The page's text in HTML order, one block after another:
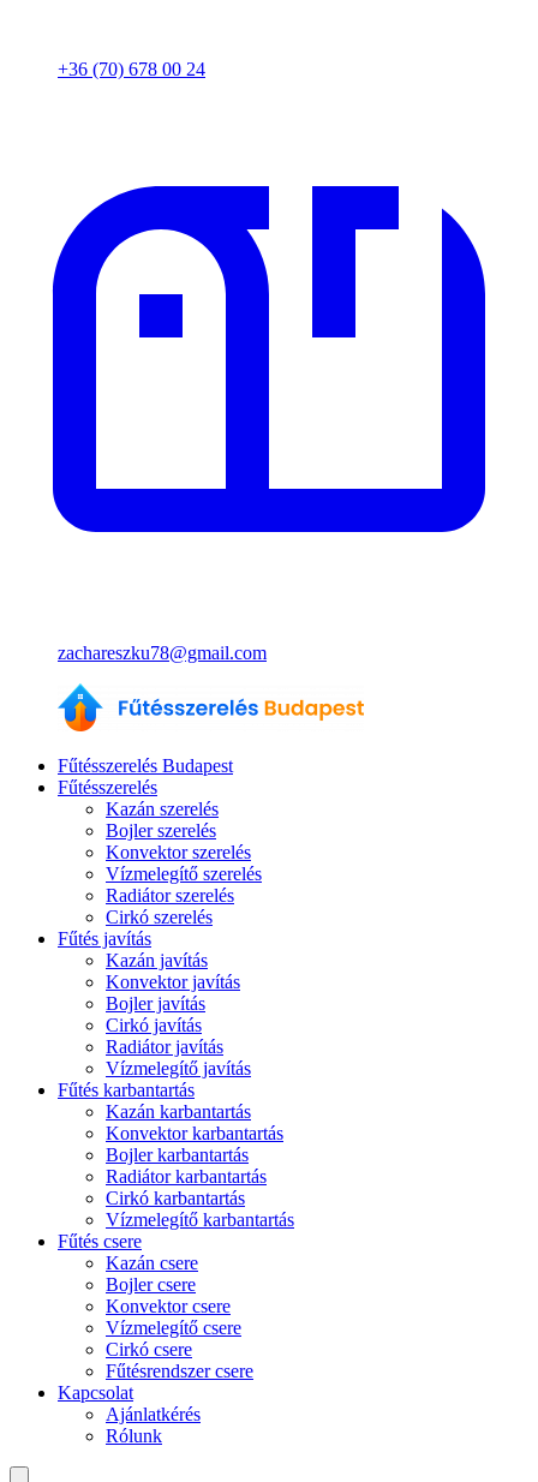
+36 (70) 678 00 24
zachareszku78@gmail.com
Fűtésszerelés Budapest
Fűtésszerelés
Kazán szerelés
Bojler szerelés
Konvektor szerelés
Vízmelegítő szerelés
Radiátor szerelés
Cirkó szerelés
Fűtés javítás
Kazán javítás
Konvektor javítás
Bojler javítás
Cirkó javítás
Radiátor javítás
Vízmelegítő javítás
Fűtés karbantartás
Kazán karbantartás
Konvektor karbantartás
Bojler karbantartás
Radiátor karbantartás
Cirkó karbantartás
Vízmelegítő karbantartás
Fűtés csere
Kazán csere
Bojler csere
Konvektor csere
Vízmelegítő csere
Cirkó csere
Fűtésrendszer csere
Kapcsolat
Ajánlatkérés
Rólunk